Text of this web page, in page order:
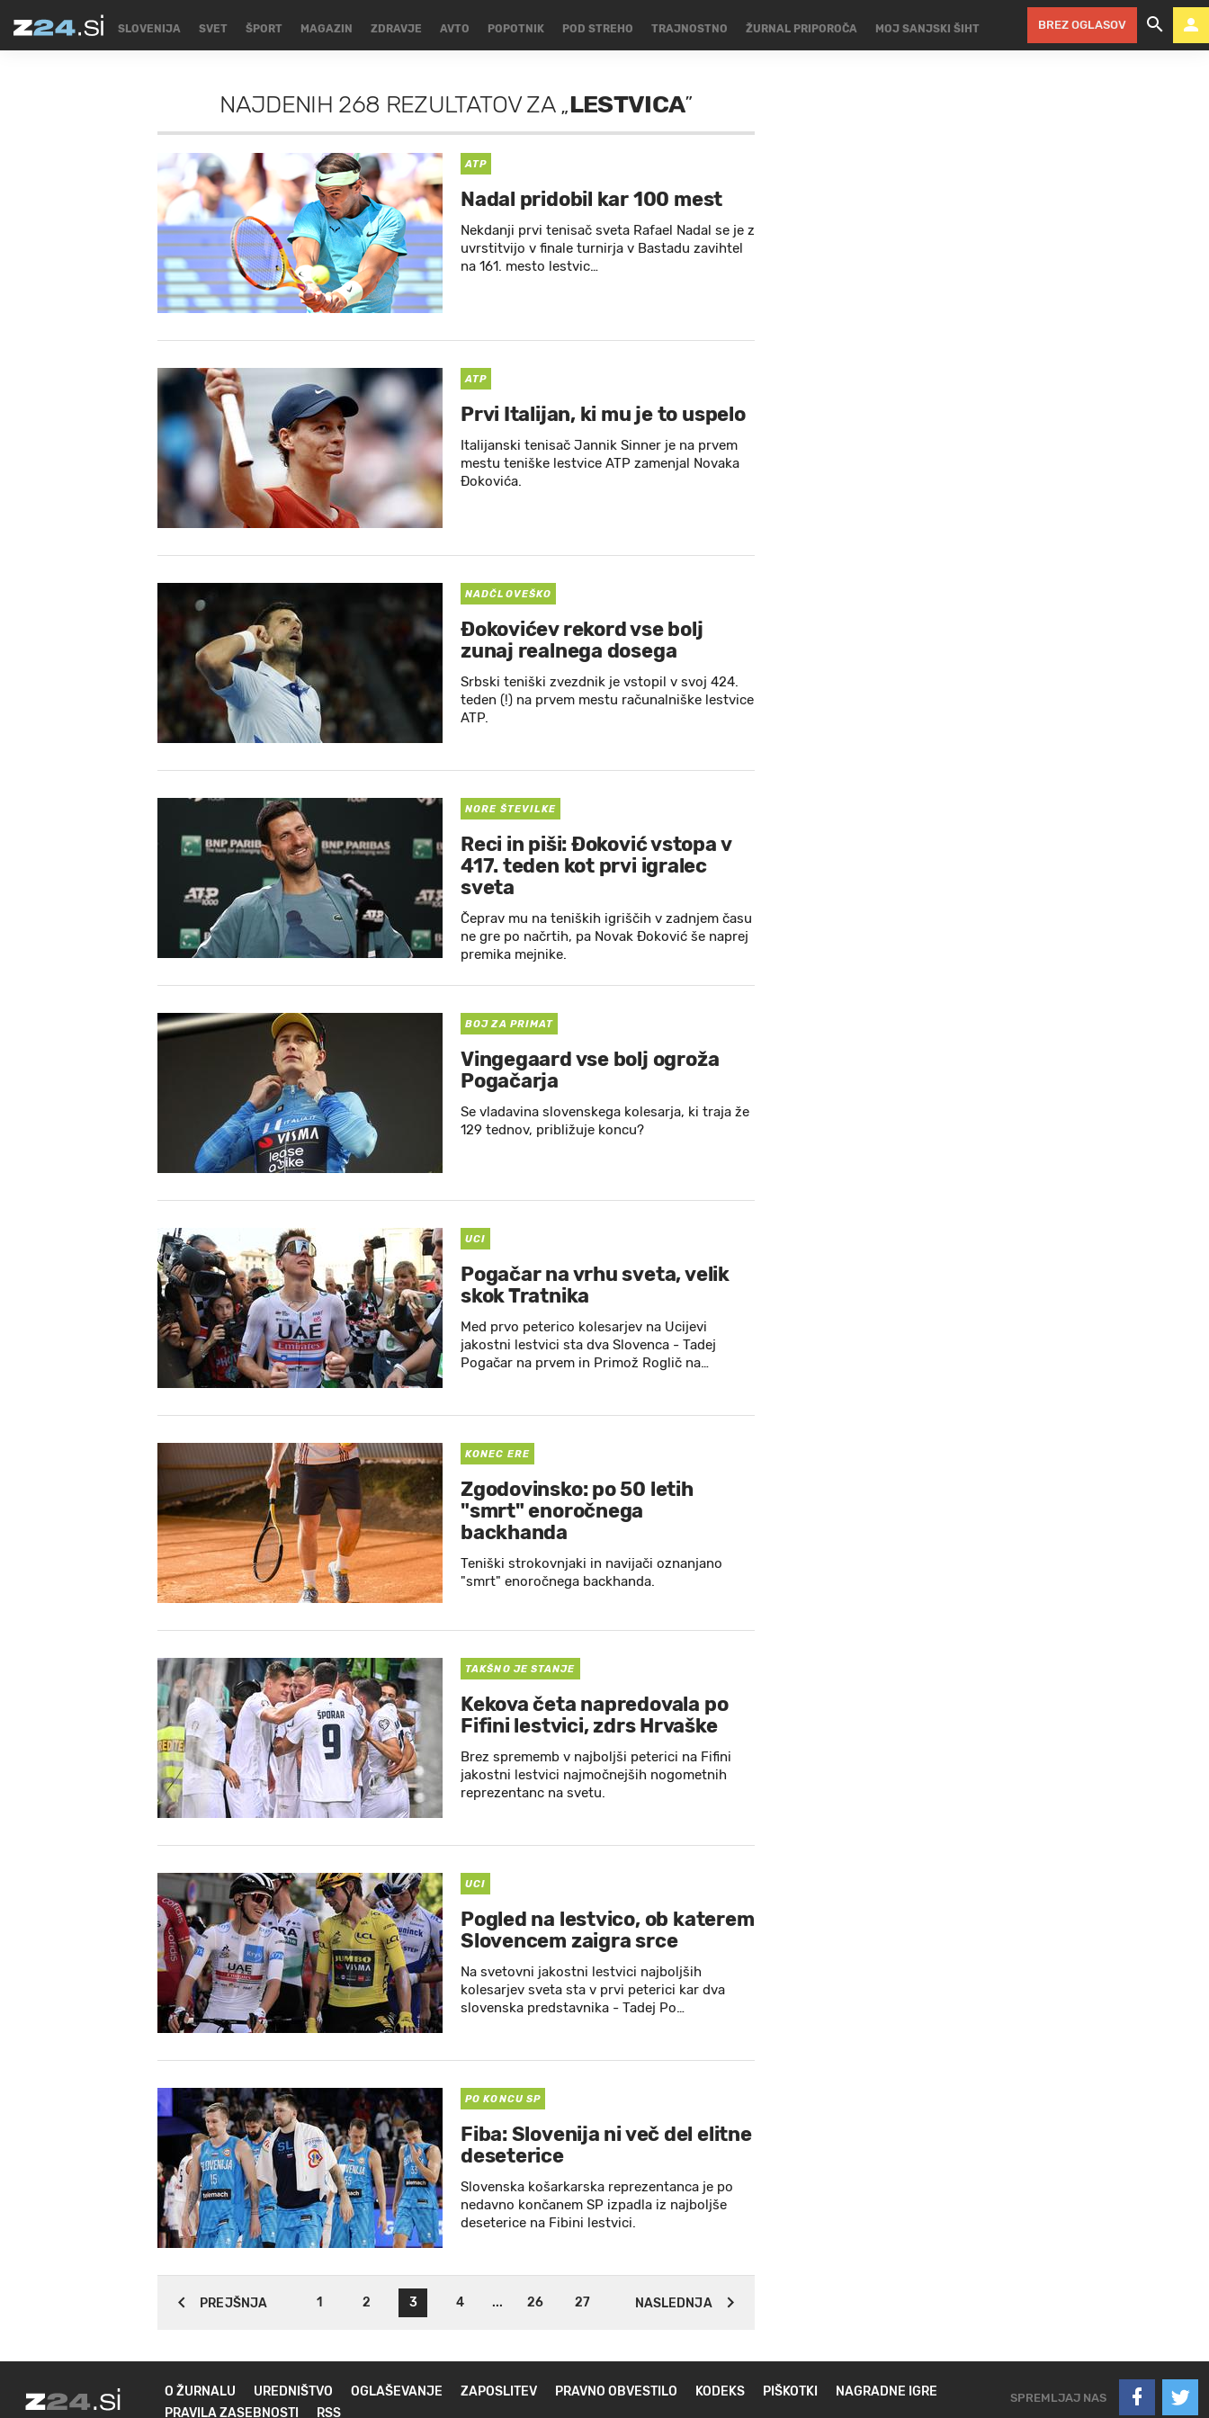
SLOVENIJA SVET ŠPORT MAGAZIN ZDRAVJE AVTO POPOTNIK POD STREHO TRAJNOSTNO ŽURNAL PRIPOROČA MOJ SANJSKI ŠIHT BREZ OGLASOV
NAJDENIH 268 REZULTATOVZA„LESTVICA”
ATP
Nadal pridobil kar 100 mest
Nekdanji prvi tenisač sveta Rafael Nadal se je z
uvrstitvijo v finale turnirja v Bastadu zavihtel
na 161. mesto lestvic…
ATP
Prvi Italijan, ki mu je to uspelo
Italijanski tenisač Jannik Sinner je na prvem
mestu teniške lestvice ATP zamenjal Novaka
Đokovića.
NADČLOVEŠKO
Đokovićev rekord vse bolj
zunaj realnega dosega
Srbski teniški zvezdnik je vstopil v svoj 424.
teden (!) na prvem mestu računalniške lestvice
ATP.
NORE ŠTEVILKE
Reci in piši: Đoković vstopa v
417. teden kot prvi igralec
sveta
Čeprav mu na teniških igriščih v zadnjem času
ne gre po načrtih, pa Novak Đoković še naprej
premika mejnike.
BOJ ZA PRIMAT
Vingegaard vse bolj ogroža
Pogačarja
Se vladavina slovenskega kolesarja, ki traja že
129 tednov, približuje koncu?
UCI
Pogačar na vrhu sveta, velik
skok Tratnika
Med prvo peterico kolesarjev na Ucijevi
jakostni lestvici sta dva Slovenca - Tadej
Pogačar na prvem in Primož Roglič na…
KONEC ERE
Zgodovinsko: po 50 letih
"smrt" enoročnega
backhanda
Teniški strokovnjaki in navijači oznanjano
"smrt" enoročnega backhanda.
TAKŠNO JE STANJE
Kekova četa napredovala po
Fifini lestvici, zdrs Hrvaške
Brez sprememb v najboljši peterici na Fifini
jakostni lestvici najmočnejših nogometnih
reprezentanc na svetu.
UCI
Pogled na lestvico, ob katerem
Slovencem zaigra srce
Na svetovni jakostni lestvici najboljših
kolesarjev sveta sta v prvi peterici kar dva
slovenska predstavnika - Tadej Po…
PO KONCU SP
Fiba: Slovenija ni več del elitne
deseterice
Slovenska košarkarska reprezentanca je po
nedavno končanem SP izpadla iz najboljše
deseterice na Fibini lestvici.
PREJŠNJA 1 2 3 4 ... 26 27 NASLEDNJA
O ŽURNALU UREDNIŠTVO OGLAŠEVANJE ZAPOSLITEV PRAVNO OBVESTILO KODEKS PIŠKOTKI
NAGRADNE IGRE
PRAVILA ZASEBNOSTI
RSS
SPREMLJAJ NAS